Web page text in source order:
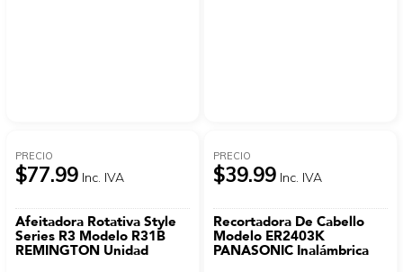
PRECIO
$77.99 Inc. IVA
Afeitadora Rotativa Style
Series R3 Modelo R31B
REMINGTON Unidad
PRECIO
$39.99 Inc. IVA
Recortadora De Cabello
Modelo ER2403K
PANASONIC Inalámbrica